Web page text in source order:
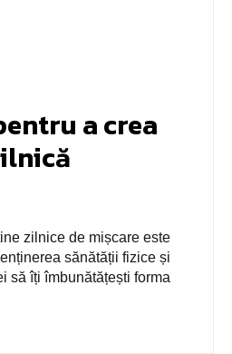
a crea
zilnice de mișcare este
sănătății fizice și
să îți îmbunătățești forma